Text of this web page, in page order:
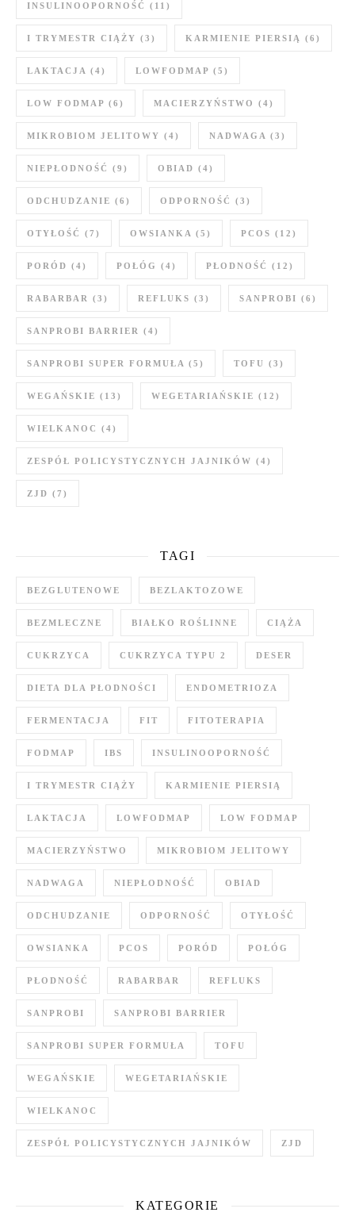
INSULINOOPORNOŚĆ (11)
I TRYMESTR CIĄŻY (3) KARMIENIE PIERSIĄ (6)
LAKTACJA (4) LOWFODMAP (5)
LOW FODMAP (6) MACIERZYŃSTWO (4)
MIKROBIOM JELITOWY (4) NADWAGA (3)
NIEPŁODNOŚĆ (9) OBIAD (4)
ODCHUDZANIE (6) ODPORNOŚĆ (3)
OTYŁOŚĆ (7) OWSIANKA (5) PCOS (12)
PORÓD (4) POŁÓG (4) PŁODNOŚĆ (12)
RABARBAR (3) REFLUKS (3) SANPROBI (6)
SANPROBI BARRIER (4)
SANPROBI SUPER FORMUŁA (5) TOFU (3)
WEGAŃSKIE (13) WEGETARIAŃSKIE (12)
WIELKANOC (4)
ZESPÓŁ POLICYSTYCZNYCH JAJNIKÓW (4)
ZJD (7)
TAGI
BEZGLUTENOWE BEZLAKTOZOWE
BEZMLECZNE BIAŁKO ROŚLINNE CIĄŻA
CUKRZYCA CUKRZYCA TYPU 2 DESER
DIETA DLA PŁODNOŚCI ENDOMETRIOZA
FERMENTACJA FIT FITOTERAPIA
FODMAP IBS INSULINOOPORNOŚĆ
I TRYMESTR CIĄŻY KARMIENIE PIERSIĄ
LAKTACJA LOWFODMAP LOW FODMAP
MACIERZYŃSTWO MIKROBIOM JELITOWY
NADWAGA NIEPŁODNOŚĆ OBIAD
ODCHUDZANIE ODPORNOŚĆ OTYŁOŚĆ
OWSIANKA PCOS PORÓD POŁÓG
PŁODNOŚĆ RABARBAR REFLUKS
SANPROBI SANPROBI BARRIER
SANPROBI SUPER FORMUŁA TOFU
WEGAŃSKIE WEGETARIAŃSKIE
WIELKANOC
ZESPÓŁ POLICYSTYCZNYCH JAJNIKÓW ZJD
KATEGORIE